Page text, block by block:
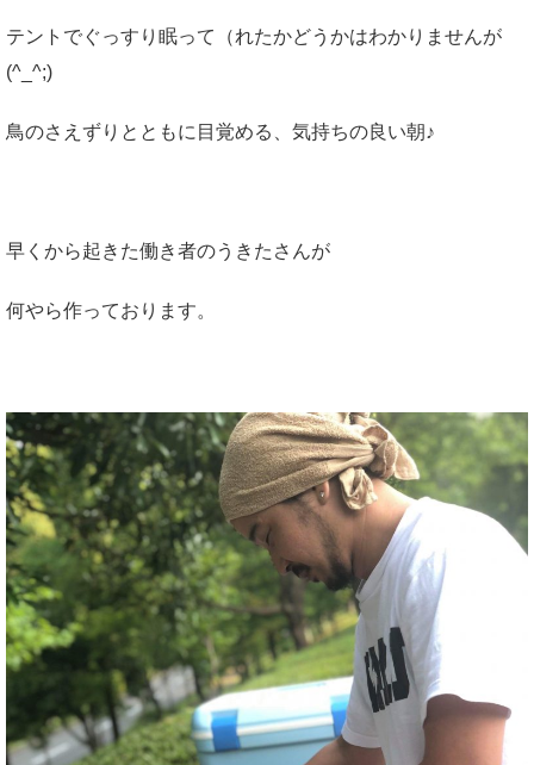
テントでぐっすり眠って（れたかどうかはわかりませんが
(^_^;)
鳥のさえずりとともに目覚める、気持ちの良い朝♪
早くから起きた働き者のうきたさんが
何やら作っております。